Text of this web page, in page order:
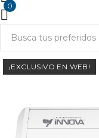
0
¡EXCLUSIVO EN WEB!